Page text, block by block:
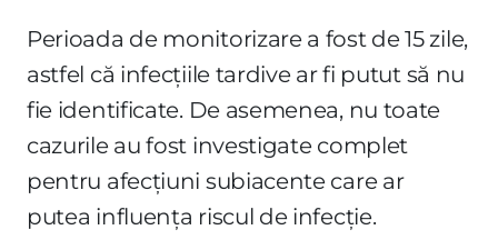
Perioada de monitorizare a fost de 15 zile,
astfel că infecțiile tardive ar fi putut să nu
fie identificate. De asemenea, nu toate
cazurile au fost investigate complet
pentru afecțiuni subiacente care ar
putea influența riscul de infecție.